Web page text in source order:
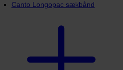
Canto Longopac sækbånd